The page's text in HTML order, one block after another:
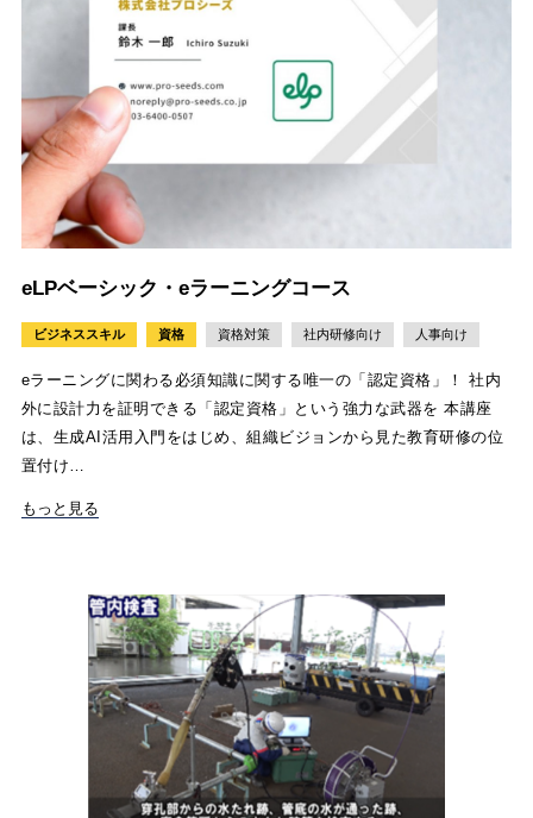
eLPベーシック・eラーニングコース
ビジネススキル 資格 資格対策 社内研修向け 人事向け
eラーニングに関わる必須知識に関する唯一の「認定資格」！ 社内
外に設計力を証明できる「認定資格」という強力な武器を 本講座
は、生成AI活用入門をはじめ、組織ビジョンから見た教育研修の位
置付け…
もっと見る